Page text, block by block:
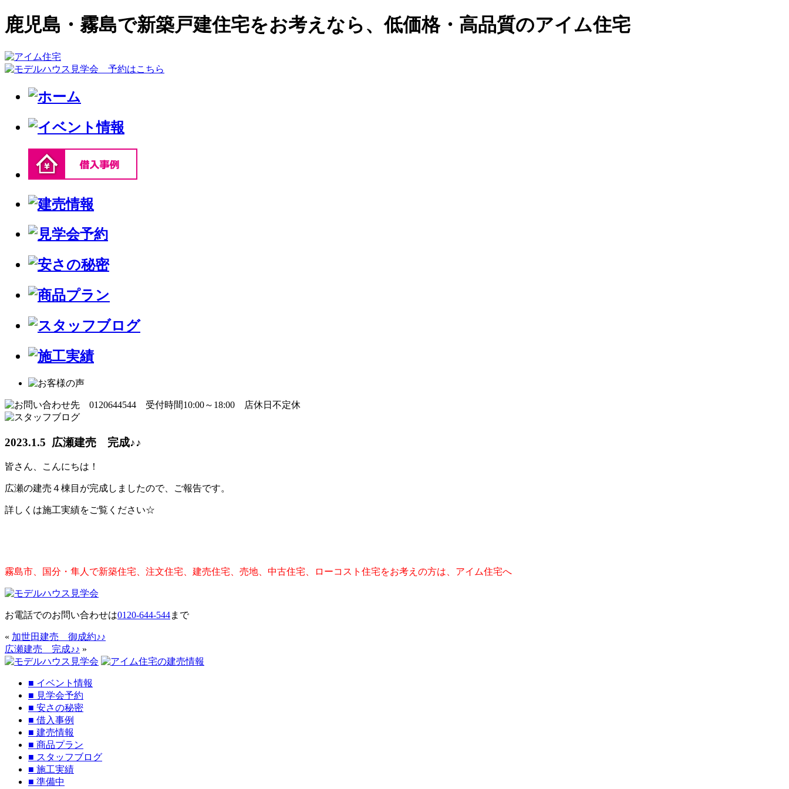
鹿児島・霧島で新築戸建住宅をお考えなら、低価格・高品質のアイム住宅
2023.1.5 広瀬建売 完成♪♪
皆さん、こんにちは！
広瀬の建売４棟目が完成しましたので、ご報告です。
詳しくは施工実績をご覧ください☆
霧島市、国分・隼人で新築住宅、注文住宅、建売住宅、売地、中古住宅、ローコスト住宅をお考えの方は、アイム住宅へ
お電話でのお問い合わせは0120-644-544まで
« 加世田建売 御成約♪♪
広瀬建売 完成♪♪ »
■ イベント情報
■ 見学会予約
■ 安さの秘密
■ 借入事例
■ 建売情報
■ 商品プラン
■ スタッフブログ
■ 施工実績
■ 準備中